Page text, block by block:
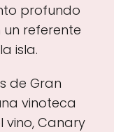
profundo
un referente
isla.
de Gran
vinoteca
vino, Canary